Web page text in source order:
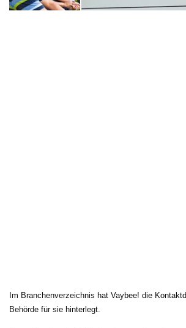
Im Branchenverzeichnis hat Vaybee! die
Behörde für sie hinterlegt.